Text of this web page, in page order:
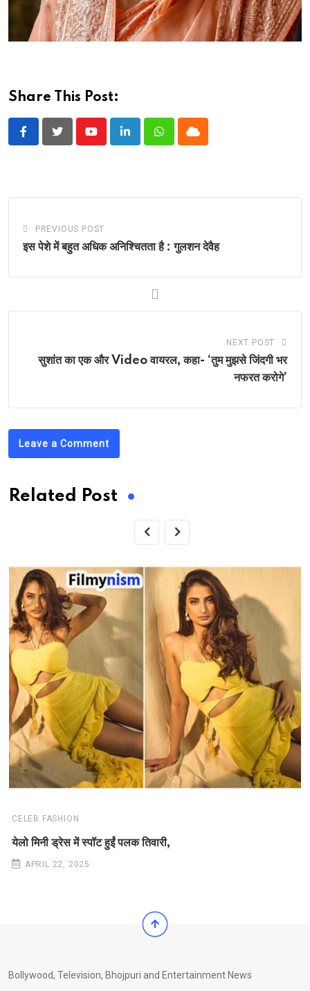
Share This Post:
YoutubeLinkedInWhatsappCloud
PREVIOUS POST
इस पेशे में बहुत अधिक अनिश्चितता है : गुलशन देवैह
NEXT POST
सुशांत का एक और Video वायरल, कहा- ‘तुम मुझसे जिंदगी भर
नफरत करोगे’
Leave a Comment
Related Post
CELEB FASHION
येलो मिनी ड्रेस में स्पॉट हुईं पलक तिवारी,
APRIL 22, 2025
Bollywood, Television, Bhojpuri and Entertainment News